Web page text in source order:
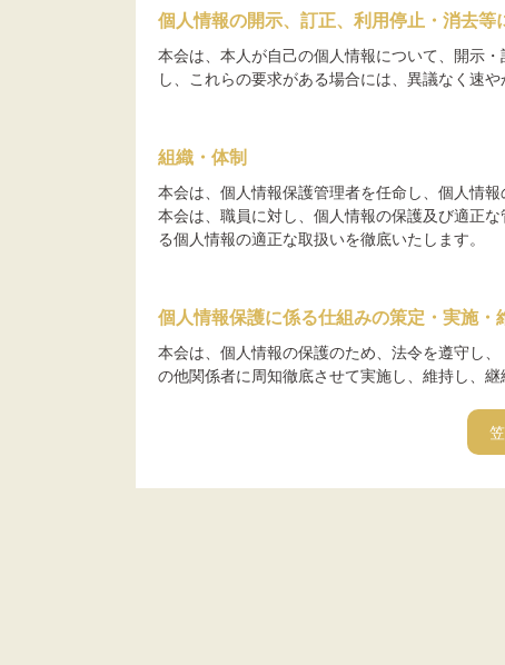
個人情報の開示、訂正、利用停止・消去等
本会は、本人が自己の個人情報について、開示
し、これらの要求がある場合には、異議なく速や
組織・体制
本会は、個人情報保護管理者を任命し、個人情報
本会は、職員に対し、個人情報の保護及び適正
る個人情報の適正な取扱いを徹底いたします。
個人情報保護に係る仕組みの策定・実施・
本会は、個人情報の保護のため、法令を遵守し
の他関係者に周知徹底させて実施し、維持し、継